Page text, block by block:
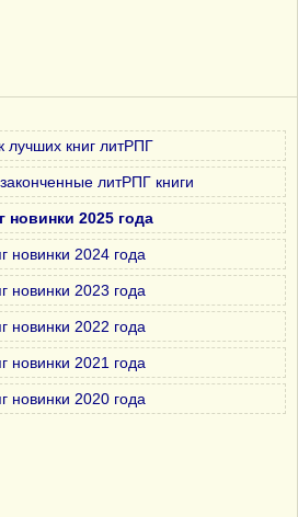
лучших книг литРПГ
литРПГ книги
новинки 2025 года
новинки 2024 года
новинки 2023 года
новинки 2022 года
новинки 2021 года
новинки 2020 года